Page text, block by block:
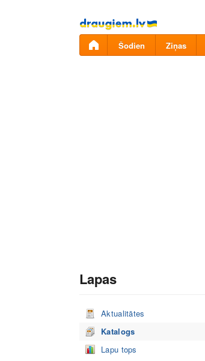
Pāriet
uz
saturu
Šodien Ziņas
Lapas
Aktualitātes
Katalogs
Lapu tops